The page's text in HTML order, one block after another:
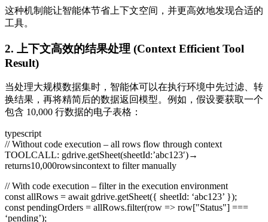
这种机制能让智能体节省上下文空间，并更高效地发现合适的
工具。
2. 上下文高效的结果处理 (Context Efficient Tool
Result)
当处理大规模数据集时，智能体可以在执行环境中先过滤、转
换结果，再将精简后的数据返回模型。例如，假设要获取一个
包含 10,000 行数据的电子表格：
typescript
// Without code execution – all rows flow through context
TOOLCALL: gdrive.getSheet(sheetId:’abc123′)→
returns10,000rowsincontext to filter manually
// With code execution – filter in the execution environment
const allRows = await gdrive.getSheet({ sheetId: ‘abc123’ });
const pendingOrders = allRows.filter(row => row["Status"] ===
‘pending’);